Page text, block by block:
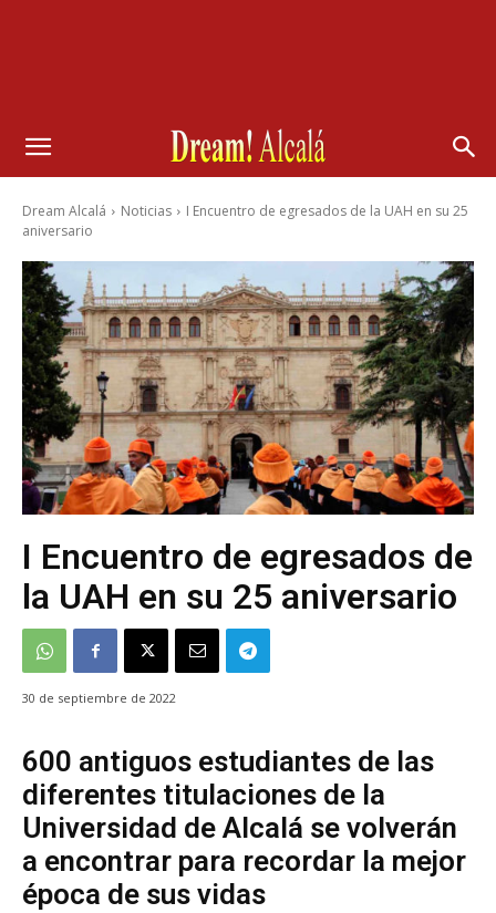
Dream Alcalá Noticias
I Encuentro de egresados de la UAH en su 25
aniversario
I Encuentro de egresados de
la UAH en su 25 aniversario
30 de septiembre de 2022
600 antiguos estudiantes de las
diferentes titulaciones de la
Universidad de Alcalá se volverán
a encontrar para recordar la mejor
época de sus vidas